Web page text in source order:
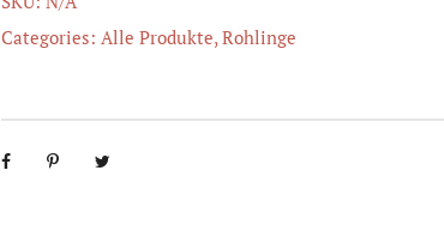
Categories:Alle Produkte,Rohlinge